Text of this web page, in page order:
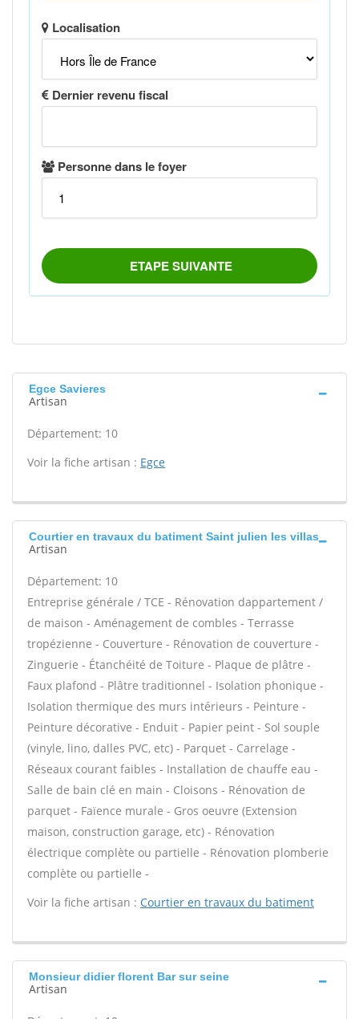
Egce Savieres
Artisan
Département: 10
Voir la fiche artisan : Egce
Courtier en travaux du batiment Saint julien les villas
Artisan
Département: 10
Entreprise générale / TCE - Rénovation dappartement /
de maison - Aménagement de combles - Terrasse
tropézienne - Couverture - Rénovation de couverture -
Zinguerie - Étanchéité de Toiture - Plaque de plâtre -
Faux plafond - Plâtre traditionnel - Isolation phonique -
Isolation thermique des murs intérieurs - Peinture -
Peinture décorative - Enduit - Papier peint - Sol souple
(vinyle, lino, dalles PVC, etc) - Parquet - Carrelage -
Réseaux courant faibles - Installation de chauffe eau -
Salle de bain clé en main - Cloisons - Rénovation de
parquet - Faïence murale - Gros oeuvre (Extension
maison, construction garage, etc) - Rénovation
électrique complète ou partielle - Rénovation plomberie
complète ou partielle -
Voir la fiche artisan : Courtier en travaux du batiment
Monsieur didier florent Bar sur seine
Artisan